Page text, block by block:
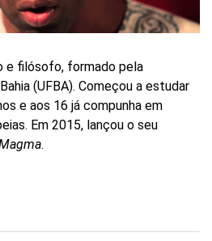
e filósofo, formado pela
(UFBA). Começou a estudar
e aos 16 já compunha em
Em 2015, lançou o seu
.